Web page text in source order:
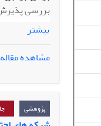
بررسی
برای این
روش پژوهش
روش
یافته‌های
قصد به‌طور
بیشتر
مشاهده مقاله
پژوهشی